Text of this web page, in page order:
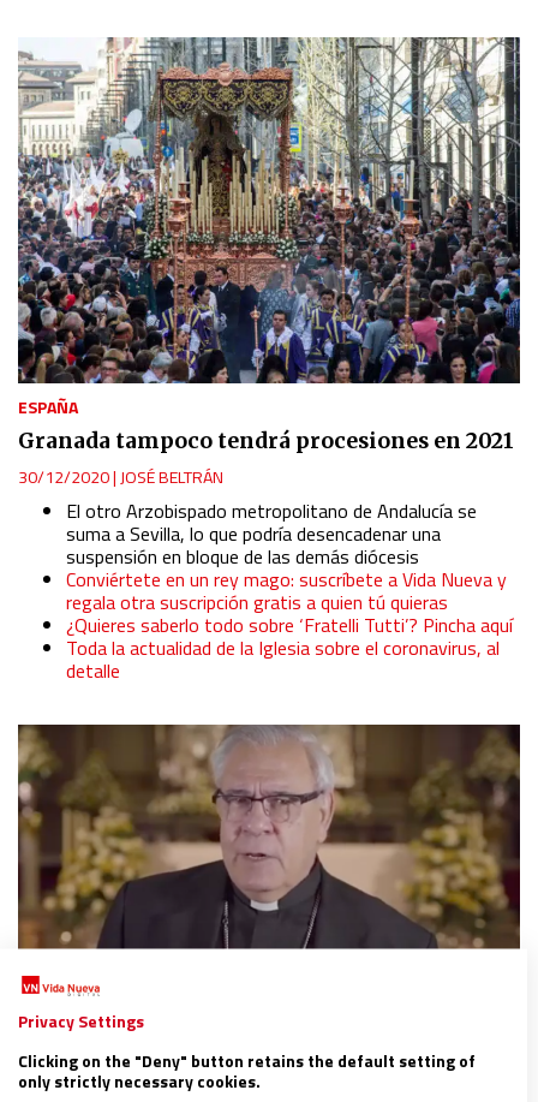
ESPAÑA
Granada tampoco tendrá procesiones en 2021
30/12/2020| JOSÉ BELTRÁN
El otro Arzobispado metropolitano de Andalucía se
suma a Sevilla, lo que podría desencadenar una
suspensión en bloque de las demás diócesis
Conviértete en un rey mago: suscríbete a Vida Nueva y
regala otra suscripción gratis a quien tú quieras
¿Quieres saberlo todo sobre ‘Fratelli Tutti’? Pincha aquí
Toda la actualidad de la Iglesia sobre el coronavirus, al
detalle
ESPAÑA
Privacy Settings
Clicking on the "Deny" button retains the default setting of
only strictly necessary cookies.